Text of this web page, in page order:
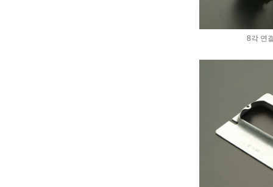
8각 연